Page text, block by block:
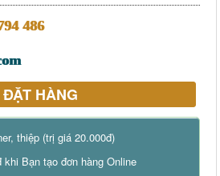
486
ĐẶT HÀNG
thiệp (trị giá 20.000đ)
khi Bạn tạo đơn hàng Online